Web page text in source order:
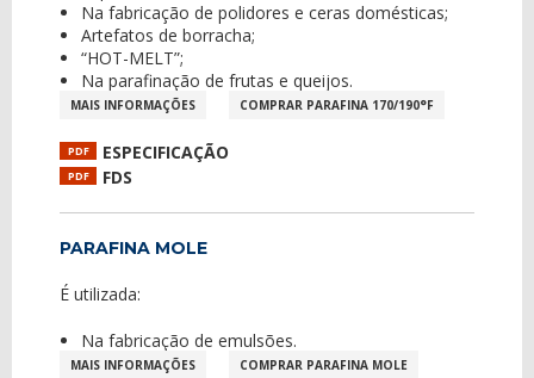
Na fabricação de polidores e ceras domésticas;
Artefatos de borracha;
“HOT-MELT”;
Na parafinação de frutas e queijos.
MAIS INFORMAÇÕES COMPRAR PARAFINA 170/190°F
PDF ESPECIFICAÇÃO
PDF FDS
PARAFINA MOLE
É utilizada:
Na fabricação de emulsões.
MAIS INFORMAÇÕES COMPRAR PARAFINA MOLE